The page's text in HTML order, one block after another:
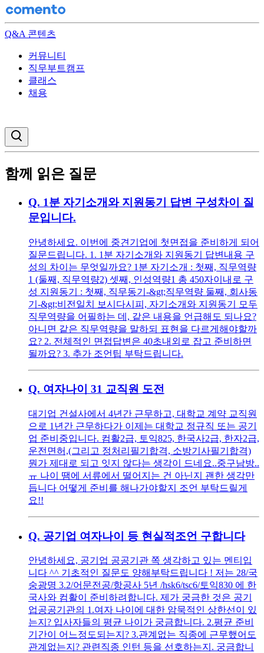
Q&A 콘텐츠
커뮤니티
직무부트캠프
클래스
채용
함께 읽은 질문
Q. 1분 자기소개와 지원동기 답변 구성차이 질
문입니다.
안녕하세요. 이번에 중견기업에 첫면접을 준비하게 되어
질문드립니다. 1. 1분 자기소개와 지원동기 답변내용 구
성의 차이는 무엇일까요? 1분 자기소개 : 첫째, 직무역량
1 (둘째, 직무역량2) 셋째, 인성역량1 총 450자이내로 구
성 지원동기 : 첫째, 직무동기-&gt;직무역량 둘째, 회사동
기-&gt;비전일치 보시다시피, 자기소개와 지원동기 모두
직무역량을 어필하는 데, 같은 내용을 언급해도 되나요?
아니면 같은 직무역량을 말하되 표현을 다르게해야할까
요? 2. 전체적인 면접답변은 40초내외로 잡고 준비하면
될까요? 3. 추가 조언팁 부탁드립니다.
Q. 여자나이 31 교직원 도전
대기업 건설사에서 4년간 근무하고, 대학교 계약 교직원
으로 1년간 근무하다가 이제는 대학교 정규직 또는 공기
업 준비중입니다. 컴활2급, 토익825, 한국사2급, 한자2급,
운전면허,(그리고 정처리필기합격, 소방기사필기합격)
뭔가 제대로 되고 잇지 않다는 생각이 드네요..중구남방..
ㅠ 나이 땜에 서류에서 떨어지는 건 아닌지 괜한 생각만
듭니다 어떻게 준비를 해나가야할지 조언 부탁드릴게
요!!
Q. 공기업 여자나이 등 현실적조언 구합니다
안녕하세요, 공기업 공공기관 쪽 생각하고 있는 멘티입
니다 ^^ 기초적인 질문도 양해부탁드립니다 ! 저는 28/국
숭광명 3.2/어문전공/항공사 5년 /hsk6/tsc6/토익830 에 한
국사와 컴활이 준비하려합니다. 제가 궁금한 것은 공기
업공공기관의 1.여자 나이에 대한 암묵적인 상한선이 있
는지? 입사자들의 평균 나이가 궁금합니다. 2.평균 준비
기간이 어느정도되는지? 3.관계없는 직종에 근무했어도
관계없는지? 관련직종 인턴 등을 선호하는지. 궁금합니